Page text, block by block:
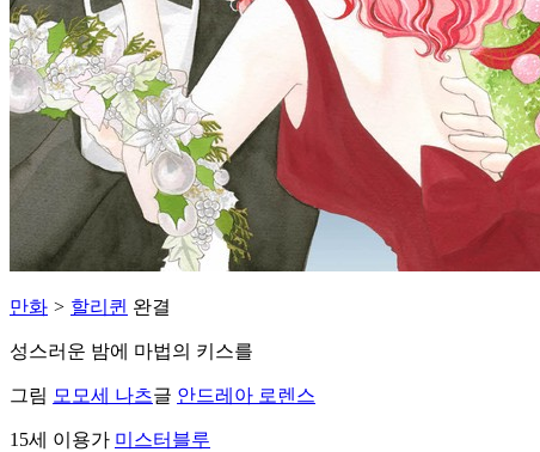
만화 > 할리퀸 완결
성스러운 밤에 마법의 키스를
그림 모모세 나츠글 안드레아 로렌스
15세 이용가 미스터블루